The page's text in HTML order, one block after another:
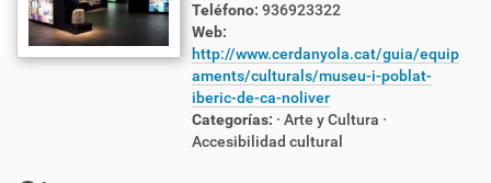
Teléfono: 936923322
Web:
http://www.cerdanyola.cat/guia/equip
aments/culturals/museu-i-poblat-
iberic-de-ca-noliver
Categorías: · Arte y Cultura ·
Accesibilidad cultural